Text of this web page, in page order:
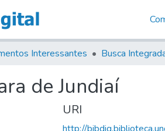
Interessantes Busca
de Jundiaí
URI